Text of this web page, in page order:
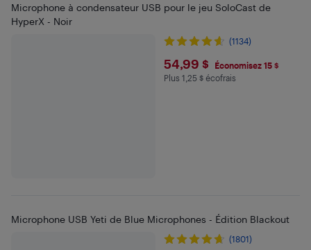
Microphone à condensateur USB pour le jeu SoloCast de
HyperX - Noir
(1134)
$54.99
54,99 $ Économisez 15 $
Plus 1.25 $ en écofrais
Plus 1,25 $ écofrais
Microphone USB Yeti de Blue Microphones - Édition Blackout
(1801)